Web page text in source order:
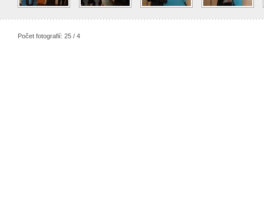
Počet fotografií: 25 / 4